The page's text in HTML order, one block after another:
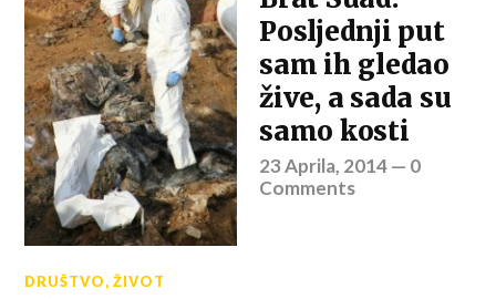
DRUŠTVO,ŽIVOT
Posljednji put
sam ih gledao
žive, a sada su
samo kosti
23 Aprila, 2014— 0
Comments